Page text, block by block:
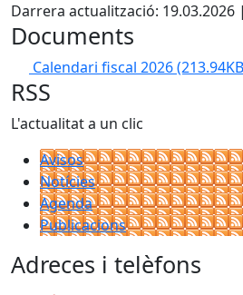
Darrera actualització: 19.03.2026
Documents
Calendari fiscal 2026
RSS
L'actualitat a un clic
Avisos
Notícies
Agenda
Publicacions
Adreces i telèfons